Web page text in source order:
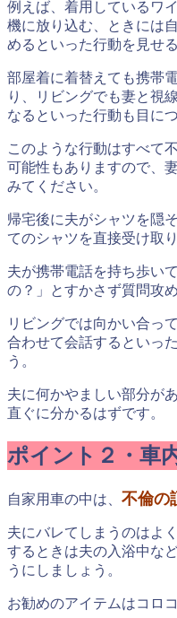
例えば、着用しているワ
機に放り込む、ときには
めるといった行動を見せ
部屋着に着替えても携帯
り、リビングでも妻と視
なるといった行動も目に
このような行動はすべて
可能性もありますので、
みてください。
帰宅後に夫がシャツを隠
てのシャツを直接受け取
夫が携帯電話を持ち歩い
の？」とすかさず質問攻
リビングでは向かい合っ
合わせて会話するといっ
う。
夫に何かやましい部分が
直ぐに分かるはずです。
ポイント２・車
自家用車の中は、 不倫の
夫にバレてしまうのはよ
するときは夫の入浴中な
うにしましょう。
お勧めのアイテムはコロ